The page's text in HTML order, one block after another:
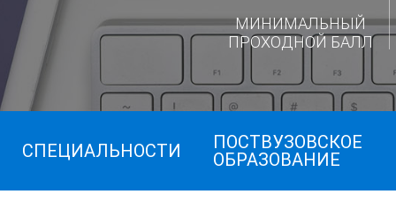
МИНИМАЛЬНЫЙ
ПРОХОДНОЙ БАЛЛ
СПЕЦИАЛЬНОСТИ
ПОСТВУЗОВСКОЕ
ОБРАЗОВАНИЕ